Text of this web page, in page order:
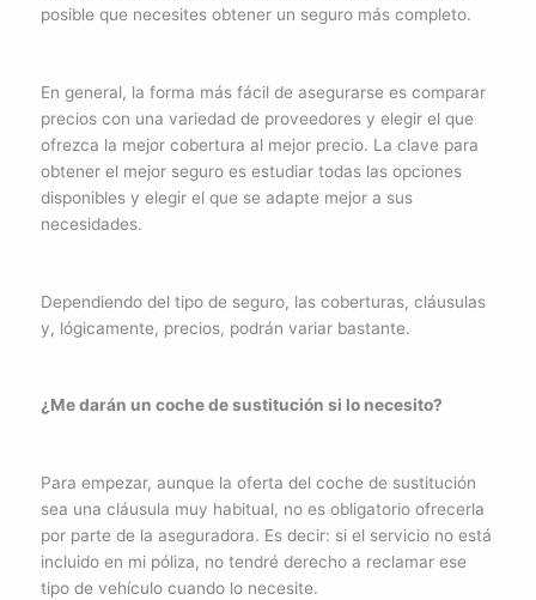
posible que necesites obtener un seguro más completo.
En general, la forma más fácil de asegurarse es comparar
precios con una variedad de proveedores y elegir el que
ofrezca la mejor cobertura al mejor precio. La clave para
obtener el mejor seguro es estudiar todas las opciones
disponibles y elegir el que se adapte mejor a sus
necesidades.
Dependiendo del tipo de seguro, las coberturas, cláusulas
y, lógicamente, precios, podrán variar bastante.
¿Me darán un coche de sustitución si lo necesito?
Para empezar, aunque la oferta del coche de sustitución
sea una cláusula muy habitual, no es obligatorio ofrecerla
por parte de la aseguradora. Es decir: si el servicio no está
incluido en mi póliza, no tendré derecho a reclamar ese
tipo de vehículo cuando lo necesite.